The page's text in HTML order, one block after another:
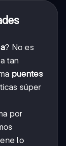
? No es
tan
puentes
súper
por
lo